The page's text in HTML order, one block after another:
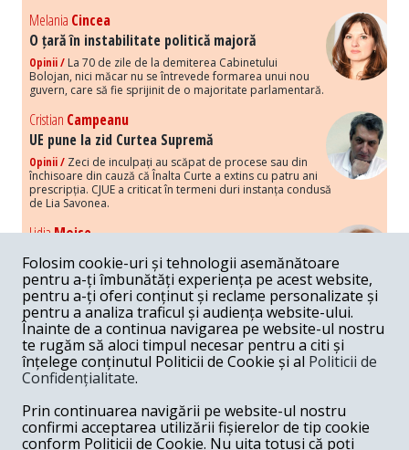
Melania Cincea
O țară în instabilitate politică majoră
Opinii / La 70 de zile de la demiterea Cabinetului
Bolojan, nici măcar nu se întrevede formarea unui nou
guvern, care să fie sprijinit de o majoritate parlamentară.
Cristian Campeanu
UE pune la zid Curtea Supremă
Opinii / Zeci de inculpați au scăpat de procese sau din
închisoare din cauză că Înalta Curte a extins cu patru ani
prescripția. CJUE a criticat în termeni duri instanța condusă
de Lia Savonea.
LidiaMoise
Costurile economice ale haosului politic
Opinii / Economia nu poate rezista cu retorica falsă a
susținerii intereselor poporului, care, de fapt, ascunde
obsesia menținerii privilegiilor și a averilor unor caste.
Melania Cincea
Noi puseuri de xenofobie din partea românilor
„neaoși”
Periodic, în spațiul public sunt voci care lansează
mesaje xenofobe la adresa câte unui politician care deranjează un
anumit grup politico-mediatic, într-un anumit moment.
Folosim cookie-uri și tehnologii asemănătoare
pentru a-ți îmbunătăți experiența pe acest website,
pentru a-ți oferi conținut și reclame personalizate și
pentru a analiza traficul și audiența website-ului.
Înainte de a continua navigarea pe website-ul nostru
te rugăm să aloci timpul necesar pentru a citi și
înțelege conținutul Politicii de Cookie și al Politicii de
Confidențialitate.
Prin continuarea navigării pe website-ul nostru
confirmi acceptarea utilizării fișierelor de tip cookie
conform Politicii de Cookie. Nu uita totuși că poți